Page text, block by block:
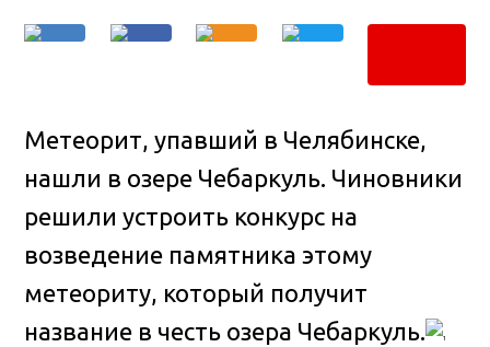
Метеорит, упавший в Челябинске,
нашли в озере Чебаркуль. Чиновники
решили устроить конкурс на
возведение памятника этому
метеориту, который получит
название в честь озера Чебаркуль.